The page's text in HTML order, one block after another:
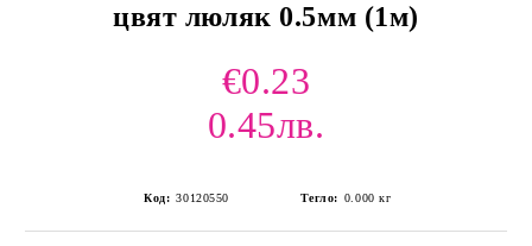
цвят люляк 0.5мм (1м)
€0.23
0.45лв.
Код: 30120550 Тегло: 0.000 кг